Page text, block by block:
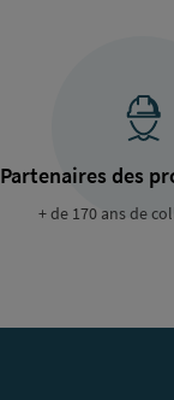
Partenaires des
+ de 170 ans de